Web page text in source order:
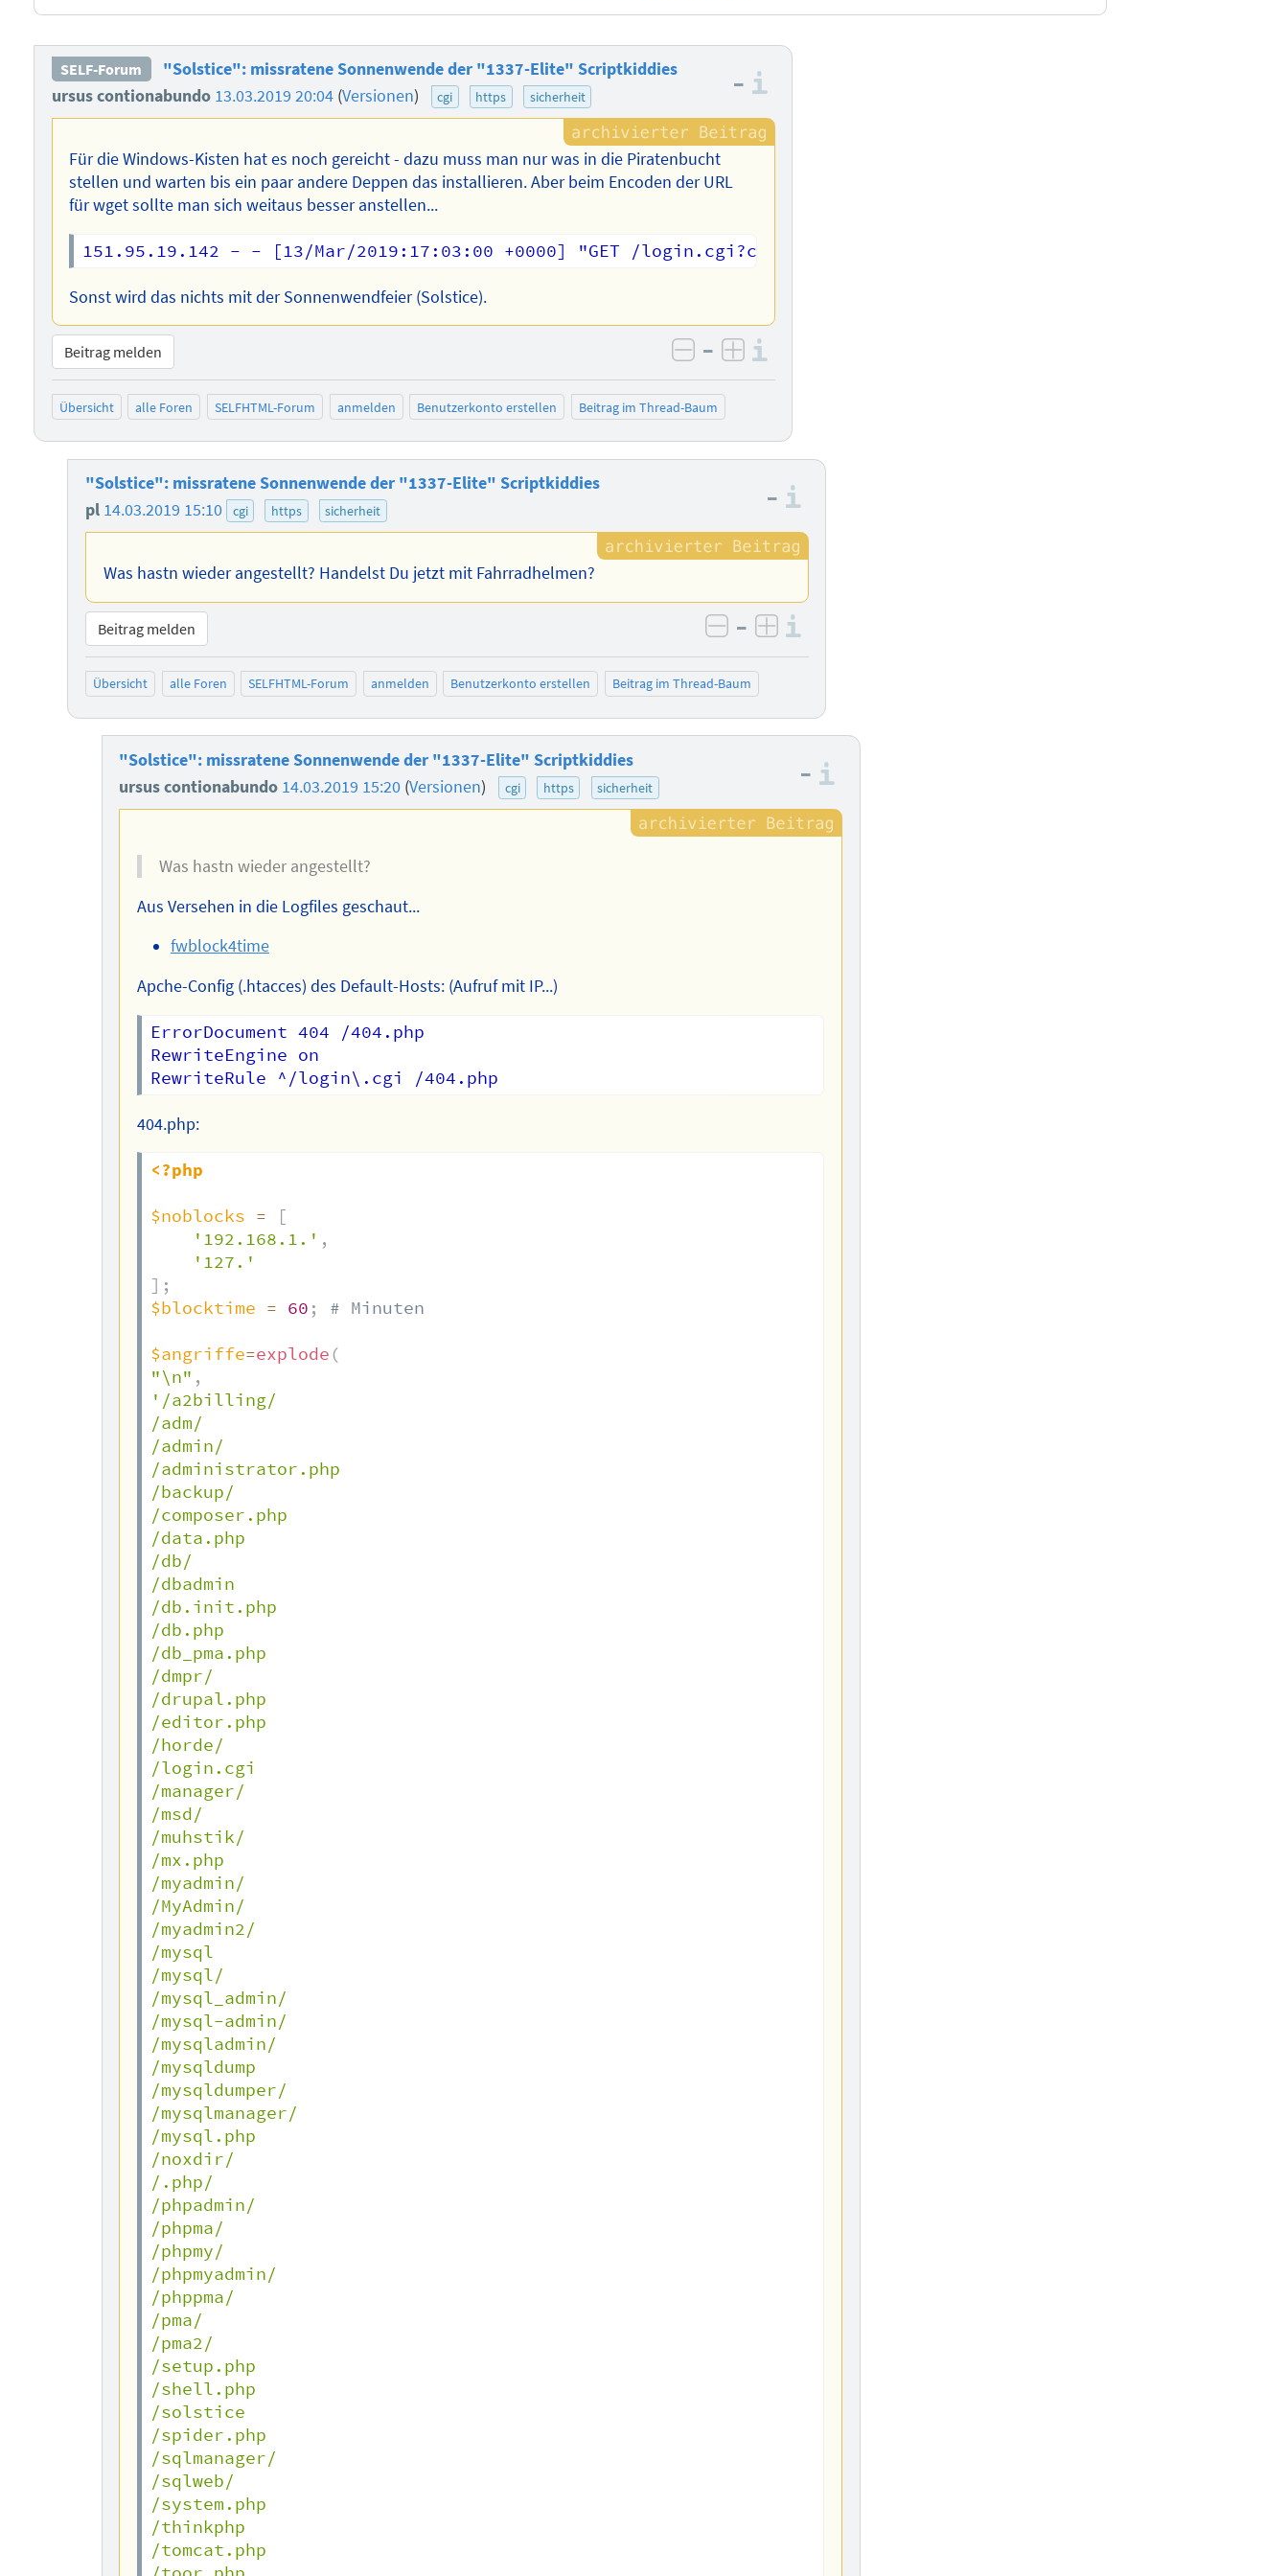
SELF-Forum
"Solstice": missratene Sonnenwende der "1337-Elite" Scriptkiddies
ursus contionabundo 13.03.2019 20:04 (Versionen) cgi https sicherheit –
Für die Windows-Kisten hat es noch gereicht - dazu muss man nur was in die Piratenbucht
stellen und warten bis ein paar andere Deppen das installieren. Aber beim Encoden der URL
für wget sollte man sich weitaus besser anstellen...
Sonst wird das nichts mit der Sonnenwendfeier (Solstice).
Beitrag melden negativ bewerten
– positiv bewerten
Übersicht alle Foren SELFHTML-Forum anmelden Benutzerkonto erstellen Beitrag im Thread-Baum
"Solstice": missratene Sonnenwende der "1337-Elite" Scriptkiddies
pl 14.03.2019 15:10 cgi https sicherheit –
Was hastn wieder angestellt? Handelst Du jetzt mit Fahrradhelmen?
Beitrag melden negativ bewerten
– positiv bewerten
Übersicht alle Foren SELFHTML-Forum anmelden Benutzerkonto erstellen Beitrag im Thread-Baum
"Solstice": missratene Sonnenwende der "1337-Elite" Scriptkiddies
ursus contionabundo 14.03.2019 15:20 (Versionen) cgi https sicherheit –
Was hastn wieder angestellt?
Aus Versehen in die Logfiles geschaut...
fwblock4time
Apche-Config (.htacces) des Default-Hosts: (Aufruf mit IP...)
ErrorDocument 404 /404.php
RewriteEngine on
404.php:
<?php
$noblocks =
[
'192.168.1.' ,
'127.'
] ;
$blocktime = 60 ; # Minuten
$angriffe=explode (
"\n" ,
'/a2billing/
/adm/
/admin/
/administrator.php
/backup/
/composer.php
/data.php
/db/
/dbadmin
/db.init.php
/db.php
/db_pma.php
/dmpr/
/drupal.php
/editor.php
/horde/
/login.cgi
/manager/
/msd/
/muhstik/
/mx.php
/myadmin/
/MyAdmin/
/myadmin2/
/mysql
/mysql/
/mysql_admin/
/mysql-admin/
/mysqladmin/
/mysqldump
/mysqldumper/
/mysqlmanager/
/mysql.php
/noxdir/
/.php/
/phpadmin/
/phpma/
/phpmy/
/phpmyadmin/
/phppma/
/pma/
/pma2/
/setup.php
/shell.php
/solstice
/spider.php
/sqlmanager/
/sqlweb/
/system.php
/thinkphp
/tomcat.php